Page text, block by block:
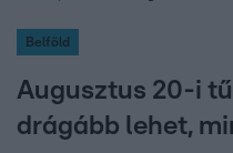
Belföld
Augusztus 20-i
drágább lehet,